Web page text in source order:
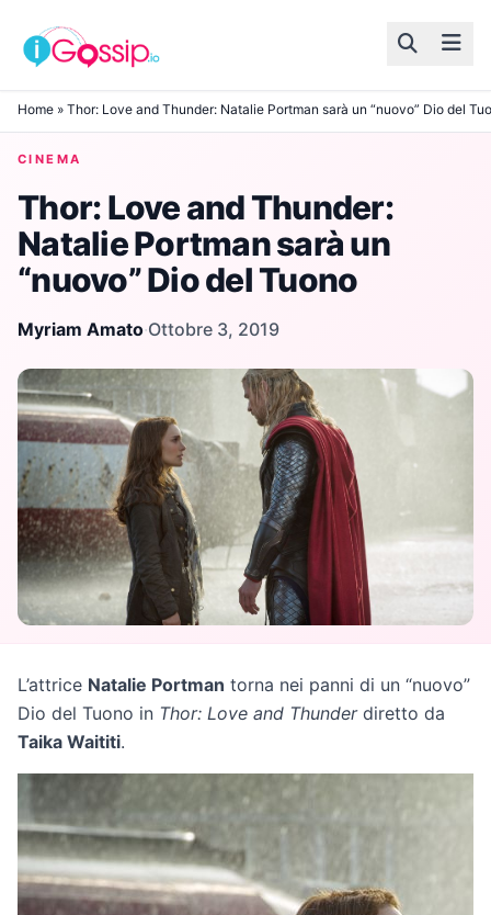
Skip to content
Home » Thor: Love and Thunder: Natalie Portman sarà un “nuovo” Dio del
CINEMA
Thor: Love and Thunder:
Natalie Portman sarà un
“nuovo” Dio del Tuono
Myriam Amato·Ottobre 3, 2019
L’attrice Natalie Portman torna nei panni di un “nuovo”
Dio del Tuono in Thor: Love and Thunderdiretto da
Taika Waititi.